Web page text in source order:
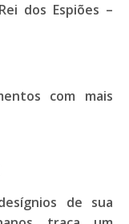
dos Espiões –
com mais
de sua